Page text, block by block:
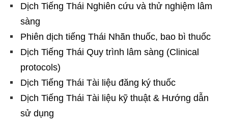
Dịch Tiếng Thái Nghiên cứu và thử nghiệm lâm
sàng
Phiên dịch tiếng Thái Nhãn thuốc, bao bì thuốc
Dịch Tiếng Thái Quy trình lâm sàng (Clinical
protocols)
Dịch Tiếng Thái Tài liệu đăng ký thuốc
Dịch Tiếng Thái Tài liệu kỹ thuật & Hướng dẫn
sử dụng